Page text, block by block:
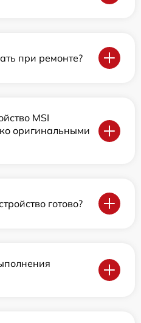
при ремонте?
MSI
оригинальными
готово?